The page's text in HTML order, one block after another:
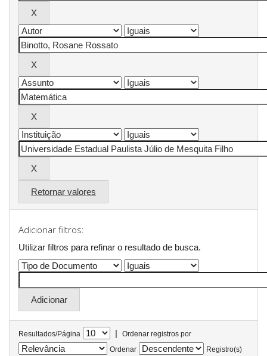
Retornar valores
Adicionar filtros:
Utilizar filtros para refinar o resultado de busca.
Resultados/Página |
Ordenar registros por
Ordenar
Registro(s)